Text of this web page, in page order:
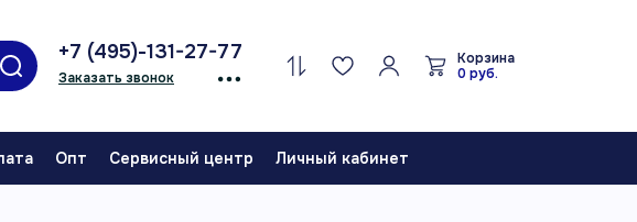
+7 (495)-131-27-77
Заказать звонок
Корзина
0 руб.
Опт Сервисный центр Личный кабинет